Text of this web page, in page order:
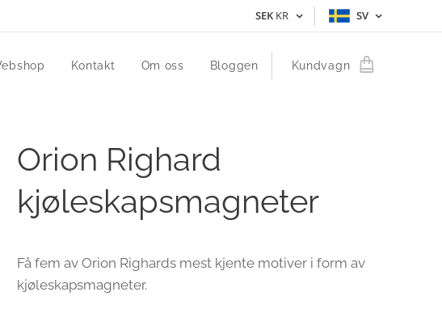
SEK KR SV
Kontakt Om oss Bloggen Kundvagn
Orion Righard
kjøleskapsmagneter
Få fem av Orion Righards mest kjente motiver i form av
kjøleskapsmagneter.